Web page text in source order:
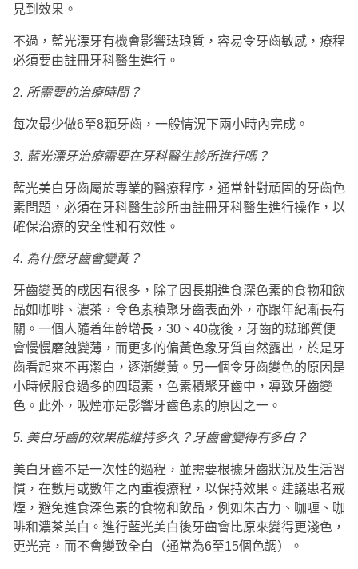
見到效果。
不過，藍光漂牙有機會影響珐琅質，容易令牙齒敏感，療程
必須要由註冊牙科醫生進行。
2. 所需要的治療時間？
每次最少做6至8顆牙齒，一般情況下兩小時內完成。
3. 藍光漂牙治療需要在牙科醫生診所進行嗎？
藍光美白牙齒屬於專業的醫療程序，通常針對頑固的牙齒色
素問題，必須在牙科醫生診所由註冊牙科醫生進行操作，以
確保治療的安全性和有效性。
4. 為什麼牙齒會變黃？
牙齒變黃的成因有很多，除了因長期進食深色素的食物和飲
品如咖啡、濃茶，令色素積聚牙齒表面外，亦跟年紀漸長有
關。一個人隨着年齡增長，30、40歲後，牙齒的琺瑯質便
會慢慢磨蝕變薄，而更多的偏黃色象牙質自然露出，於是牙
齒看起來不再潔白，逐漸變黃。另一個令牙齒變色的原因是
小時候服食過多的四環素，色素積聚牙齒中，導致牙齒變
色。此外，吸煙亦是影響牙齒色素的原因之一。
5. 美白牙齒的效果能維持多久？牙齒會變得有多白？
美白牙齒不是一次性的過程，並需要根據牙齒狀況及生活習
慣，在數月或數年之內重複療程，以保持效果。建議患者戒
煙，避免進食深色素的食物和飲品，例如朱古力、咖喱、咖
啡和濃茶美白。進行藍光美白後牙齒會比原來變得更淺色，
更光亮，而不會變致全白（通常為6至15個色調）。